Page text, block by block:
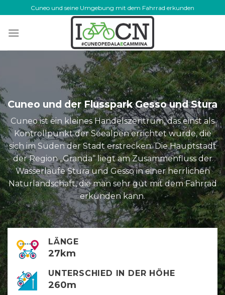
to
content
Cuneo und seine Umgebung mit dem Fahrrad erkunden
Cuneo und der Flusspark Gesso und Stura
Cuneo ist ein kleines Handelszentrum, das einst als
Kontrollpunkt der Seealpen errichtet wurde, die
sich im Süden der Stadt erstrecken. Die Hauptstadt
der Region „Granda“ liegt am Zusammenfluss der
Wasserläufe Stura und Gesso in einer herrlichen
Naturlandschaft, die man sehr gut mit dem Fahrrad
erkunden kann.
LÄNGE
27km
UNTERSCHIED IN DER HÖHE
260m